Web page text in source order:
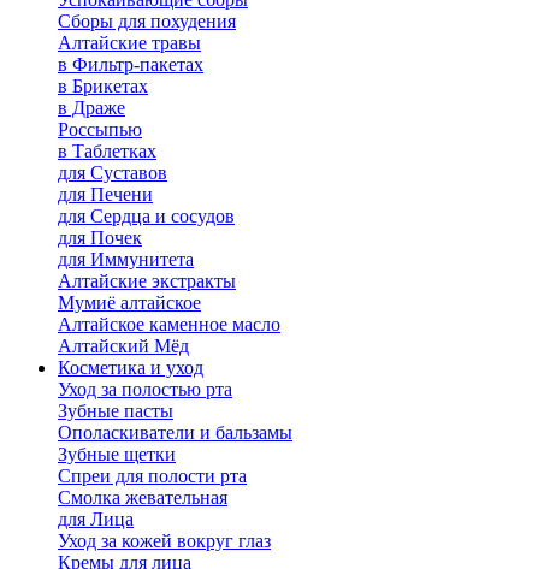
Сборы для похудения
Алтайские травы
в Фильтр-пакетах
в Брикетах
в Драже
Россыпью
в Таблетках
для Cуставов
для Печени
для Сердца и сосудов
для Почек
для Иммунитета
Алтайские экстракты
Мумиё алтайское
Алтайское каменное масло
Алтайский Мёд
Косметика и уход
Уход за полостью рта
Зубные пасты
Ополаскиватели и бальзамы
Зубные щетки
Спреи для полости рта
Смолка жевательная
для Лица
Уход за кожей вокруг глаз
Кремы для лица